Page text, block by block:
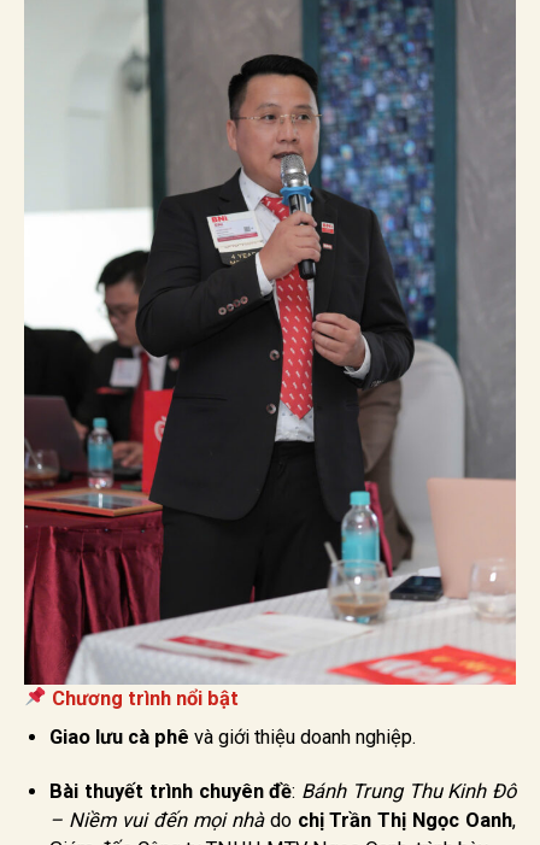
Chương trình nổi bật
Giao lưu cà phê và giới thiệu doanh nghiệp.
Bài thuyết trình chuyên đề: Bánh Trung Thu Kinh Đô
– Niềm vui đến mọi nhàdo chị Trần Thị Ngọc Oanh,